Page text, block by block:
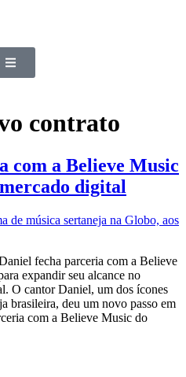
contrato
com a Believe Music
digital
fecha parceria com a Believe
expandir seu alcance no
O cantor Daniel, um dos ícones
brasileira, deu um novo passo em
com a Believe Music do